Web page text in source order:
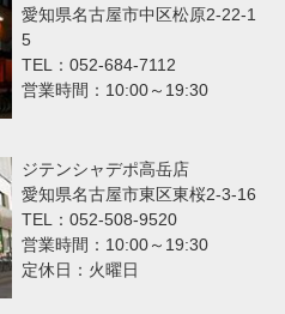
愛知県名古屋市中区松原2-22-1
5
TEL：052-684-7112
営業時間：10:00～19:30
ジテンシャデポ高岳店
愛知県名古屋市東区東桜2-3-16
TEL：052-508-9520
営業時間：10:00～19:30
定休日：火曜日